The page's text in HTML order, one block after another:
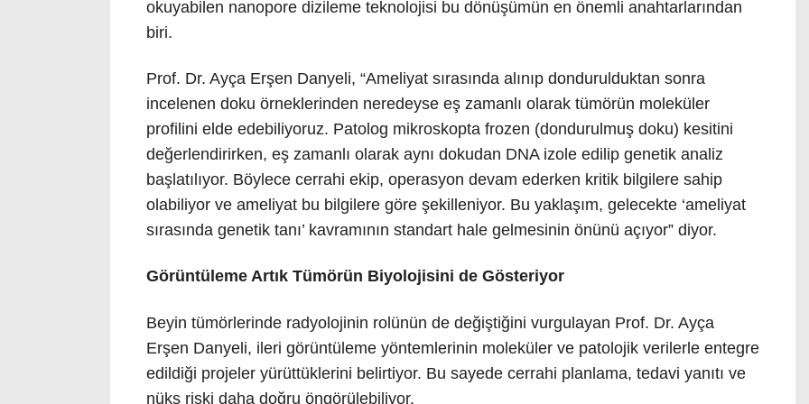
okuyabilen nanopore dizileme teknolojisi bu dönüşümün en önemli anahtarlarından
biri.
Prof. Dr. Ayça Erşen Danyeli, “Ameliyat sırasında alınıp dondurulduktan sonra
incelenen doku örneklerinden neredeyse eş zamanlı olarak tümörün moleküler
profilini elde edebiliyoruz. Patolog mikroskopta frozen (dondurulmuş doku) kesitini
değerlendirirken, eş zamanlı olarak aynı dokudan DNA izole edilip genetik analiz
başlatılıyor. Böylece cerrahi ekip, operasyon devam ederken kritik bilgilere sahip
olabiliyor ve ameliyat bu bilgilere göre şekilleniyor. Bu yaklaşım, gelecekte ‘ameliyat
sırasında genetik tanı’ kavramının standart hale gelmesinin önünü açıyor” diyor.
Görüntüleme Artık Tümörün Biyolojisini de Gösteriyor
Beyin tümörlerinde radyolojinin rolünün de değiştiğini vurgulayan Prof. Dr. Ayça
Erşen Danyeli, ileri görüntüleme yöntemlerinin moleküler ve patolojik verilerle entegre
edildiği projeler yürüttüklerini belirtiyor. Bu sayede cerrahi planlama, tedavi yanıtı ve
nüks riski daha doğru öngörülebiliyor.